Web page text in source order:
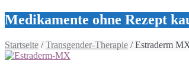
Medikamente ohne Rezept
Startseite /Transgender-Therapie / Estraderm